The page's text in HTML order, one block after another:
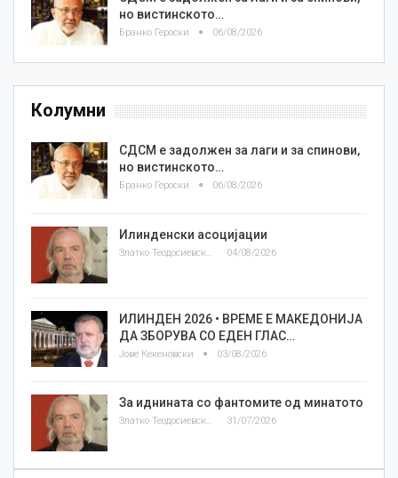
но вистинското…
Бранко Героски 06/08/2026
Колумни
СДСМ е задолжен за лаги и за спинови,
но вистинското…
Бранко Героски 06/08/2026
Илинденски асоцијации
Златко Теодосиевски 04/08/2026
ИЛИНДЕН 2026 • ВРЕМЕ Е МАКЕДОНИЈА
ДА ЗБОРУВА СО ЕДЕН ГЛАС…
Јове Кекеновски 03/08/2026
За иднината со фантомите од минатото
Златко Теодосиевски 31/07/2026